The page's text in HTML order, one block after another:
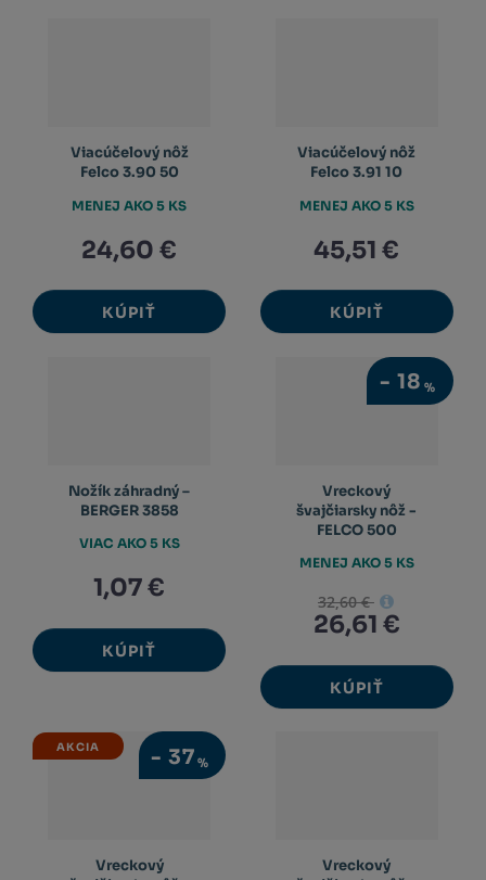
Viacúčelový nôž
Felco 3.90 50
24,60 €
KÚPIŤ
MENEJ AKO 5 KS
Viacúčelový nôž
Felco 3.91 10
45,51 €
KÚPIŤ
MENEJ AKO 5 KS
Nožík záhradný –
BERGER 3858
1,07 €
KÚPIŤ
VIAC AKO 5 KS
- 18%
Vreckový
švajčiarsky nôž -
FELCO 500
32,60 €
26,61 €
KÚPIŤ
MENEJ AKO 5 KS
- 37%
AKCIA
Vreckový
Vreckový